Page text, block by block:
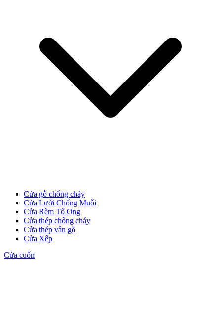
Cửa gỗ chống cháy
Cửa Lưới Chống Muỗi
Cửa Rèm Tổ Ong
Cửa thép chống cháy
Cửa thép vân gỗ
Cửa Xếp
Cửa cuốn